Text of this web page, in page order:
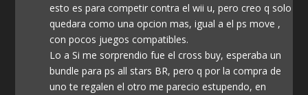
esto es para competir contra el wii u, pero creo q solo
quedara como una opcion mas, igual a el ps move ,
con pocos juegos compatibles.
Lo a Si me sorprendio fue el cross buy, esperaba un
bundle para ps all stars BR, pero q por la compra de
uno te regalen el otro me parecio estupendo, en